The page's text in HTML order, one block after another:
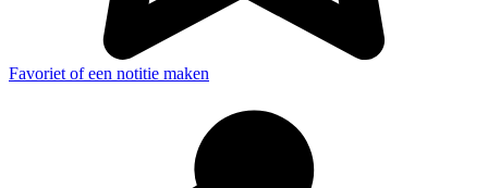
Favoriet of een notitie maken